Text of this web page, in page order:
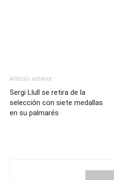
Artículo anterior
Sergi Llull se retira de la
selección con siete medallas
en su palmarés